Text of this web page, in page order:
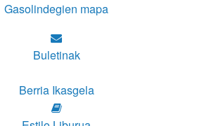
Gasolindegien mapa
Buletinak
Berria Ikasgela